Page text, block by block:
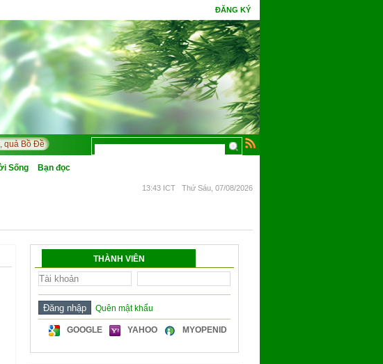
ĐĂNG KÝ
Bồ Đề một đêm mà chín. Phúc gặp tình cờ tri thức, hoa Ưu Đàm mấy kiếp đâm bông.
Sống Bạn đọc
13:43 ICT Thứ Sáu, 07/08/2026
THÀNH VIÊN
Quên mật khẩu
GOOGLE YAHOO MYOPENID